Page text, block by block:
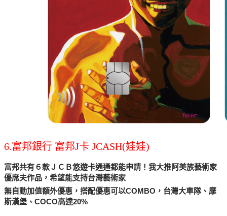
6.富邦銀行 富邦J卡 JCASH(娃娃)
富邦共有６款ＪＣＢ悠遊卡通通都能申請！我大推阿美族藝術家
優席夫作品，希望能支持台灣藝術家
無自動加值額外優惠，搭配優惠可以COMBO，台灣大車隊、摩
斯漢堡、COCO高達20%